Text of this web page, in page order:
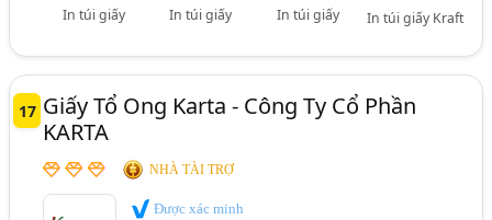
In túi giấy In túi giấy In túi giấy In túi giấy Kraft
17 Giấy Tổ Ong Karta - Công Ty Cổ Phần
KARTA
NHÀ TÀI TRỢ
Được xác minh